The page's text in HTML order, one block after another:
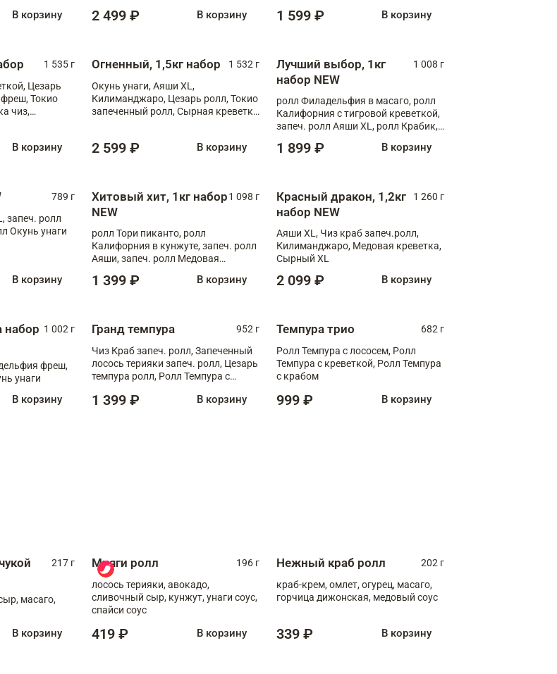
моцареллой,
В корзину 2 499 ₽ В корзину 1 599 ₽ В корзину
1 535 г
Цезарь
Токио
чиз,
В корзину
Огненный, 1,5кг набор
1 532 г
Окунь унаги, Аяши XL,
Килиманджаро, Цезарь ролл, Токио
запеченный ролл, Сырная креветка
2 599 ₽ В корзину
Лучший выбор, 1кг
набор NEW
1 008 г
ролл Филадельфия в масаго, ролл
Калифорния с тигровой креветкой,
запеч. ролл Аяши XL, ролл Крабик,
1 899 ₽ В корзину
789 г
запеч. ролл
Окунь унаги
В корзину
Хитовый хит, 1кг набор
NEW
1 098 г
ролл Тори пиканто, ролл
Калифорния в кунжуте, запеч. ролл
Аяши, запеч. ролл Медовая
чукой
1 399 ₽ В корзину
Красный дракон, 1,2кг
набор NEW
1 260 г
Аяши XL, Чиз краб запеч.ролл,
Килиманджаро, Медовая креветка,
Сырный XL
2 099 ₽ В корзину
набор 1 002 г
фреш,
унаги
В корзину
Гранд темпура
952 г
Чиз Краб запеч. ролл, Запеченный
лосось терияки запеч. ролл, Цезарь
темпура ролл, Ролл Темпура с
1 399 ₽ В корзину
Темпура трио
682 г
Ролл Темпура с лососем, Ролл
Темпура с креветкой, Ролл Темпура
с крабом
999 ₽ В корзину
217 г
масаго,
В корзину
Мияги ролл
196 г
лосось терияки, авокадо,
сливочный сыр, кунжут, унаги соус,
спайси соус
419 ₽ В корзину
Нежный краб ролл
202 г
краб-крем, омлет, огурец, масаго,
горчица дижонская, медовый соус
339 ₽ В корзину